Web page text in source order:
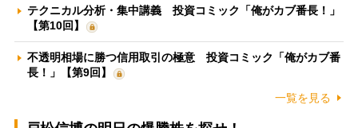
テクニカル分析・集中講義 投資コミック「俺がカブ番長！」
【第10回】
不透明相場に勝つ信用取引の極意 投資コミック「俺がカブ番
長！」【第9回】
一覧を見る